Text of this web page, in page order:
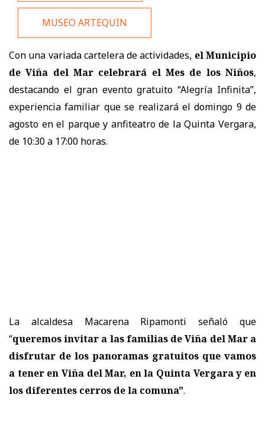
MUSEO ARTEQUIN
Con una variada cartelera de actividades, el Municipio
de Viña del Mar celebrará el Mes de los Niños,
destacando el gran evento gratuito “Alegría Infinita”,
experiencia familiar que se realizará el domingo 9 de
agosto en el parque y anfiteatro de la Quinta Vergara,
de 10:30 a 17:00 horas.
La alcaldesa Macarena Ripamonti señaló que
“queremos invitar a las familias de Viña del Mar a
disfrutar de los panoramas gratuitos que vamos
a tener en Viña del Mar, en la Quinta Vergara y en
los diferentes cerros de la comuna".